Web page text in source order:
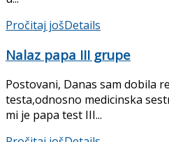
Pročitaj jošDetails
Nalaz papa III grupe
Postovani, Danas sam dobila
testa,odnosno medicinska
mi je papa test III...